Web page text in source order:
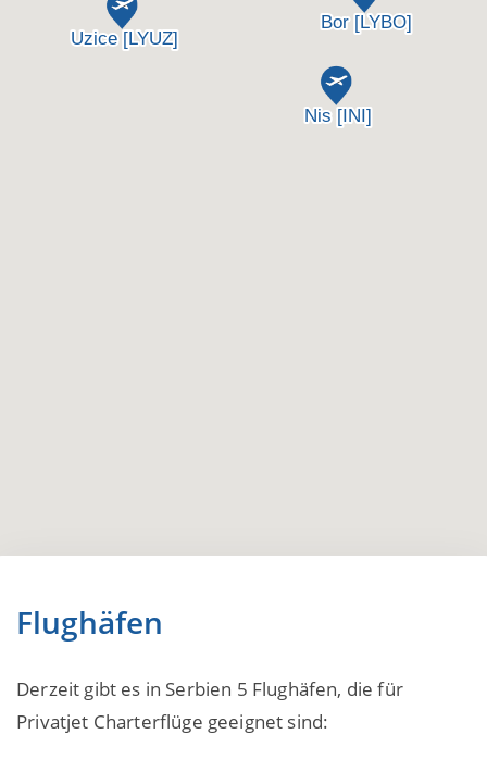
Flughäfen
Derzeit gibt es in Serbien 5 Flughäfen, die für
Privatjet Charterflüge geeignet sind: